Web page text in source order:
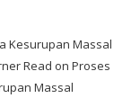
Kesurupan Massal
Read on Proses
Massal